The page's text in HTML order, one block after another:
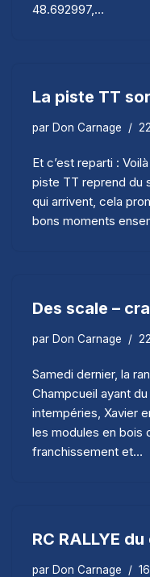
48.692997,…
La piste TT
par Don Carnage
Et c’est reparti :
piste TT reprend du
qui arrivent, cela
bons moments
Des scale –
par Don Carnage
Samedi dernier, la
Champcueil ayant
intempéries, Xavier
les modules en bois
franchissement et…
RC RALLYE
par Don Carnage